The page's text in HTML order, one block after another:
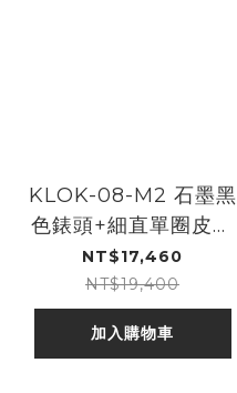
KLOK-08-M2 石墨黑
色錶頭+細直單圈皮革
錶帶
NT$17,460
NT$19,400
加入購物車